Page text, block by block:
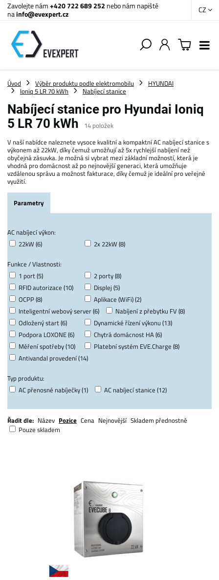
Zavolejte nám+420 722 689 252 nebo nám napiště
nainfo@evexpert.cz CZ
Úvod Výběr produktu podle elektromobilu
HYUNDAI
Ioniq 5 LR 70 kWh
Nabíjecí stanice
Nabíjecí stanice pro Hyundai Ioniq
5 LR 70 kWh
14 položek
V naší nabídce naleznete vysoce kvalitní a kompaktní AC nabíjecí stanice s
výkonem až 22kW, díky čemuž umožňují až 5x rychlejší nabíjení než
obyčejná zásuvka. Je možná si vybrat mezi základní možností, která je
vhodná pro domácnost až po nejnovější generaci, která umožňuje
vzdálenou správu a možnost fakturace, díky čemuž je ideální pro veřejné
využití.
Parametry
AC nabíjecí výkon:
22kW (6)
2x 22kW (8)
Funkce / Vlastnosti:
1 port (5)
2 porty (8)
RFID autorizace (10)
Displej (5)
OCPP (8)
Aplikace (WiFi) (2)
Inteligentní webový server (6)
Nabíjení z přebytku FV (8)
Odložený start (6)
Dynamické řízení výkonu (13)
Podpora LOXONE (6)
Chytrá domácnost HA (6)
Měření spotřeby (10)
Platební systém EVE.Charge (8)
Antivandal provedení (14)
Typ produktu:
AC přenosné nabíječky (1)
AC nabíjecí stanice (12)
Řadit dle: Název Pozice Cena Nejnovější Skladem přednostně
Pouze skladem